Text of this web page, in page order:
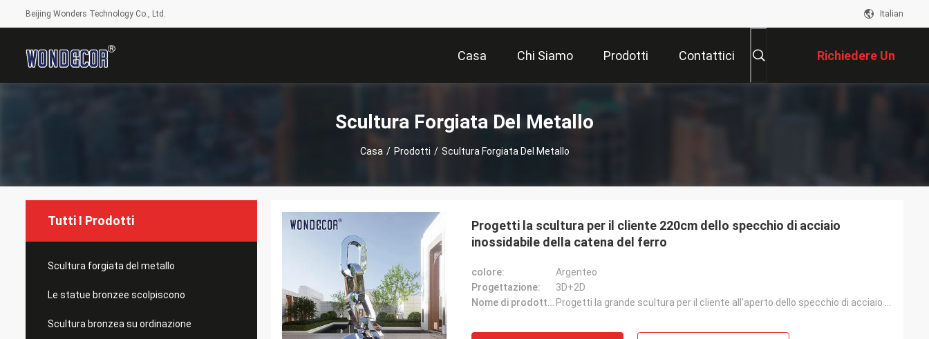
Beijing Wonders Technology Co., Ltd. Italian
Casa Chi Siamo Prodotti Contattici Richiedere Un
Preventivo
Scultura Forgiata Del Metallo
Casa / Prodotti / Scultura Forgiata Del Metallo
Tutti I Prodotti
Scultura forgiata del metallo
Le statue bronzee scolpiscono
Scultura bronzea su ordinazione
Progetti la scultura per il cliente 220cm dello specchio di acciaio
inossidabile della catena del ferro
colore:
Argenteo
Progettazione:
3D+2D
Nome di prodotto: